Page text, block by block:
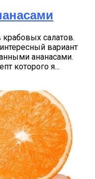
салатов.
вариант
ананасами.
которого я...